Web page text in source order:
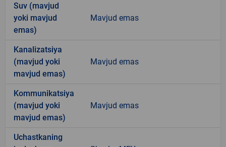
Suv (mavjud
yoki mavjud
emas)
Mavjud emas
Kanalizatsiya
(mavjud yoki
mavjud emas)
Mavjud emas
Kommunikatsiya
(mavjud yoki
mavjud emas)
Mavjud emas
Uchastkaning